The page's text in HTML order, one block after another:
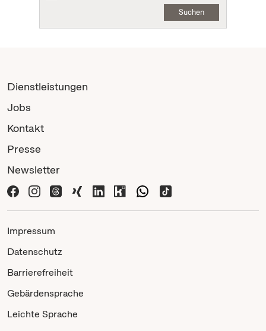
Suchen
Dienstleistungen
Jobs
Kontakt
Presse
Newsletter
Impressum
Datenschutz
Barrierefreiheit
Gebärdensprache
Leichte Sprache